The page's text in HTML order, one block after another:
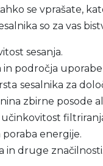
se vprašate,
so za vas
sesanja.
in področja uporabe
sesalnika za
zbirne posode
učinkovitost
poraba energije.
in druge značilnosti.